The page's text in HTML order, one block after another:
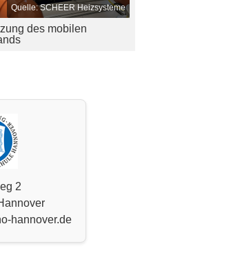
SCHEER Heizsysteme
des mobilen
2
hannover.de